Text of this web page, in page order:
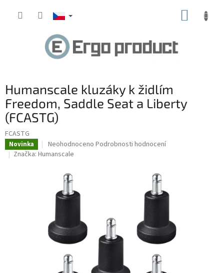
Humanscale kluzáky k židlím
Freedom, Saddle Seat a Liberty
(FCASTG)
FCASTG
Novinka
Průměrné
hodnocení
hvězdiček.
Neohodnoceno Podrobnosti hodnocení
Značka: Humanscale